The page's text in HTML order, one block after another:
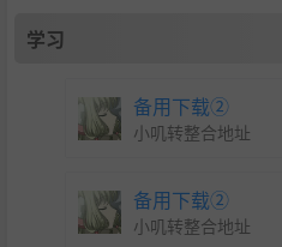
学习
备用下载②
小叽转整合地址
备用下载②
小叽转整合地址